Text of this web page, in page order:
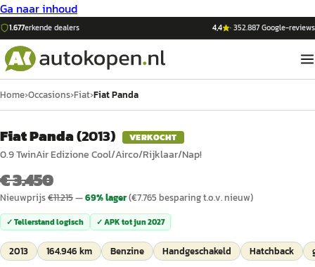
Ga naar inhoud
1.677erkende dealers 4,4 ·352.887Google-reviews
Home›Occasions›Fiat›Fiat Panda
Fiat Panda(2013) VERKOCHT
0.9 TwinAir Edizione Cool/Airco/Rijklaar/Nap!
€ 3.450
Nieuwprijs€11.215—69% lager(€7.765 besparing t.o.v. nieuw)
✓ Tellerstand logisch ✓ APK totjun 2027
2013 164.946 km Benzine Handgeschakeld Hatchback